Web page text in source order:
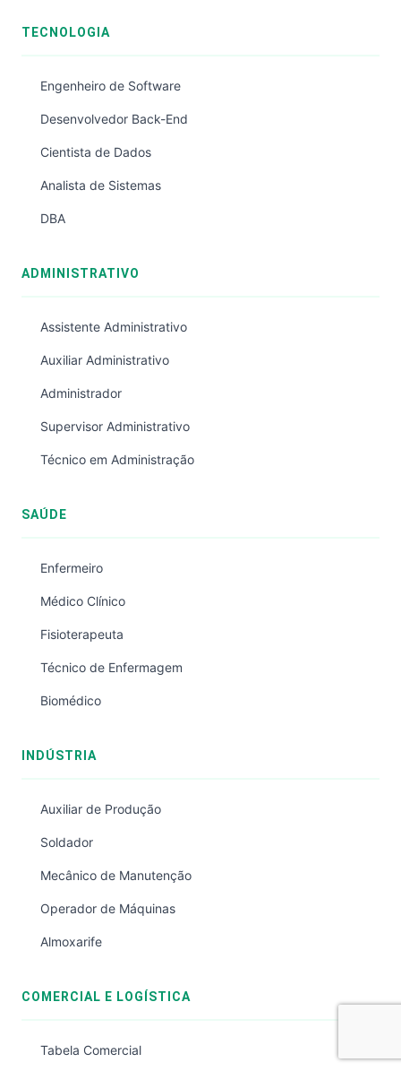
TECNOLOGIA
Engenheiro de Software
Desenvolvedor Back-End
Cientista de Dados
Analista de Sistemas
DBA
ADMINISTRATIVO
Assistente Administrativo
Auxiliar Administrativo
Administrador
Supervisor Administrativo
Técnico em Administração
SAÚDE
Enfermeiro
Médico Clínico
Fisioterapeuta
Técnico de Enfermagem
Biomédico
INDÚSTRIA
Auxiliar de Produção
Soldador
Mecânico de Manutenção
Operador de Máquinas
Almoxarife
COMERCIAL E LOGÍSTICA
Tabela Comercial